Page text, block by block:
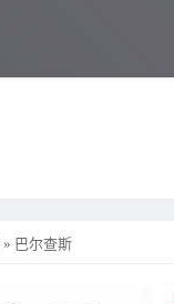
» 巴尔查斯